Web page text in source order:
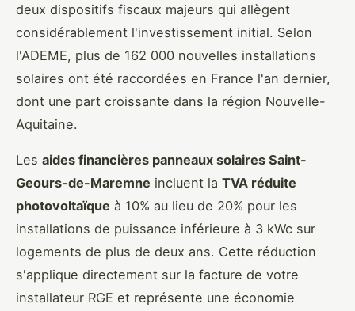
deux dispositifs fiscaux majeurs qui allègent
considérablement l'investissement initial. Selon
l'ADEME, plus de 162 000 nouvelles installations
solaires ont été raccordées en France l'an dernier,
dont une part croissante dans la région Nouvelle-
Aquitaine.
Les aides financières panneaux solaires Saint-
Geours-de-Maremne incluent la TVA réduite
photovoltaïque à 10% au lieu de 20% pour les
installations de puissance inférieure à 3 kWc sur
logements de plus de deux ans. Cette réduction
s'applique directement sur la facture de votre
installateur RGE et représente une économie